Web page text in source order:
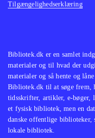
Bibliotek.dk er en samlet
materialer og til hvad der
materialer og så hente og
Bibliotek.dk til at søge frem,
tidsskrifter, artikler, e-bøger,
et fysisk bibliotek, men en
danske offentlige
lokale bibliotek.
Tilgængelighedserklæring